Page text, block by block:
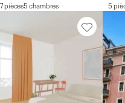
7 pièces5 chambres 5